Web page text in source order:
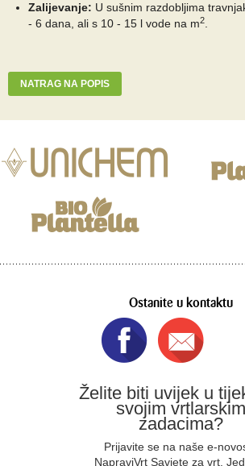
Zalijevanje: U sušnim razdobljima
- 6 dana, ali s 10 - 15 l vode na m2.
NATRAG NA POPIS
Ostanite u kontaktu
Želite biti uvijek u
svojim vrtlarskim
zadacima?
Prijavite se na naše e-
NapraviVrt Savjete za vrt.